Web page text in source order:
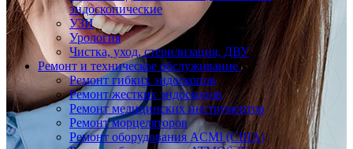
эндоскопические
УЗИ
Урология
Чистка, уход, стерилизация, ДВУ
Ремонт и техническое обслуживание
Ремонт гибких эндоскопов
Ремонт жестких эндоскопов
Ремонт медицинских инструментов
Ремонт морцеляторов
Ремонт оборудования ACMI (США)